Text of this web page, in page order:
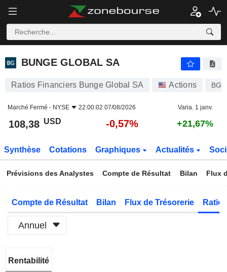
BUNGE GLOBAL SA
BUNGE GLOBAL SA
Ratios Financiers Bunge Global SA Actions BG
Marché Fermé - NYSE 22:00:02 07/08/2026 Varia. 1 janv.
108,38 USD -0,57% +21,67%
Synthèse Cotations Graphiques Actualités
Prévisions des Analystes Compte de Résultat Bilan Flux
Compte de Résultat Bilan Flux de Trésorerie
Annuel
Fiscale:
Rentabilité